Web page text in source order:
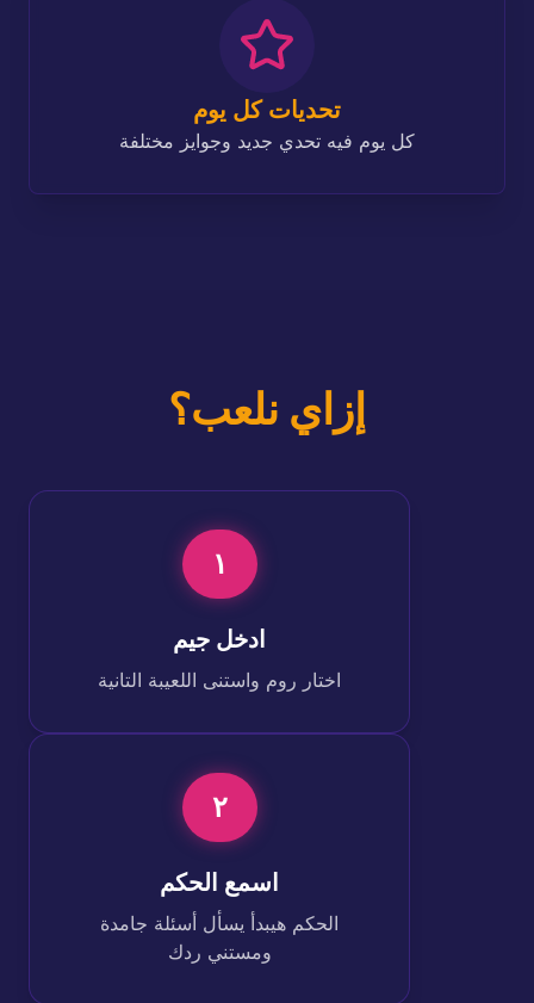
تحديات كل يوم
كل يوم فيه تحدي جديد وجوايز مختلفة
إزاي نلعب؟
١
ادخل جيم
اختار روم واستنى اللعيبة التانية
٢
اسمع الحكم
الحكم هيبدأ يسأل أسئلة جامدة
ومستني ردك